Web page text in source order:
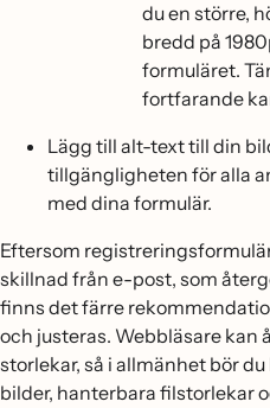
du en större,
bredd på
formuläret.
fortfarande
Lägg till alt-text till din
tillgängligheten för alla
med dina formulär.
Eftersom
skillnad från e-post, som
finns det färre
och justeras. Webbläsare kan
storlekar, så i allmänhet bör
bilder, hanterbara filstorlekar